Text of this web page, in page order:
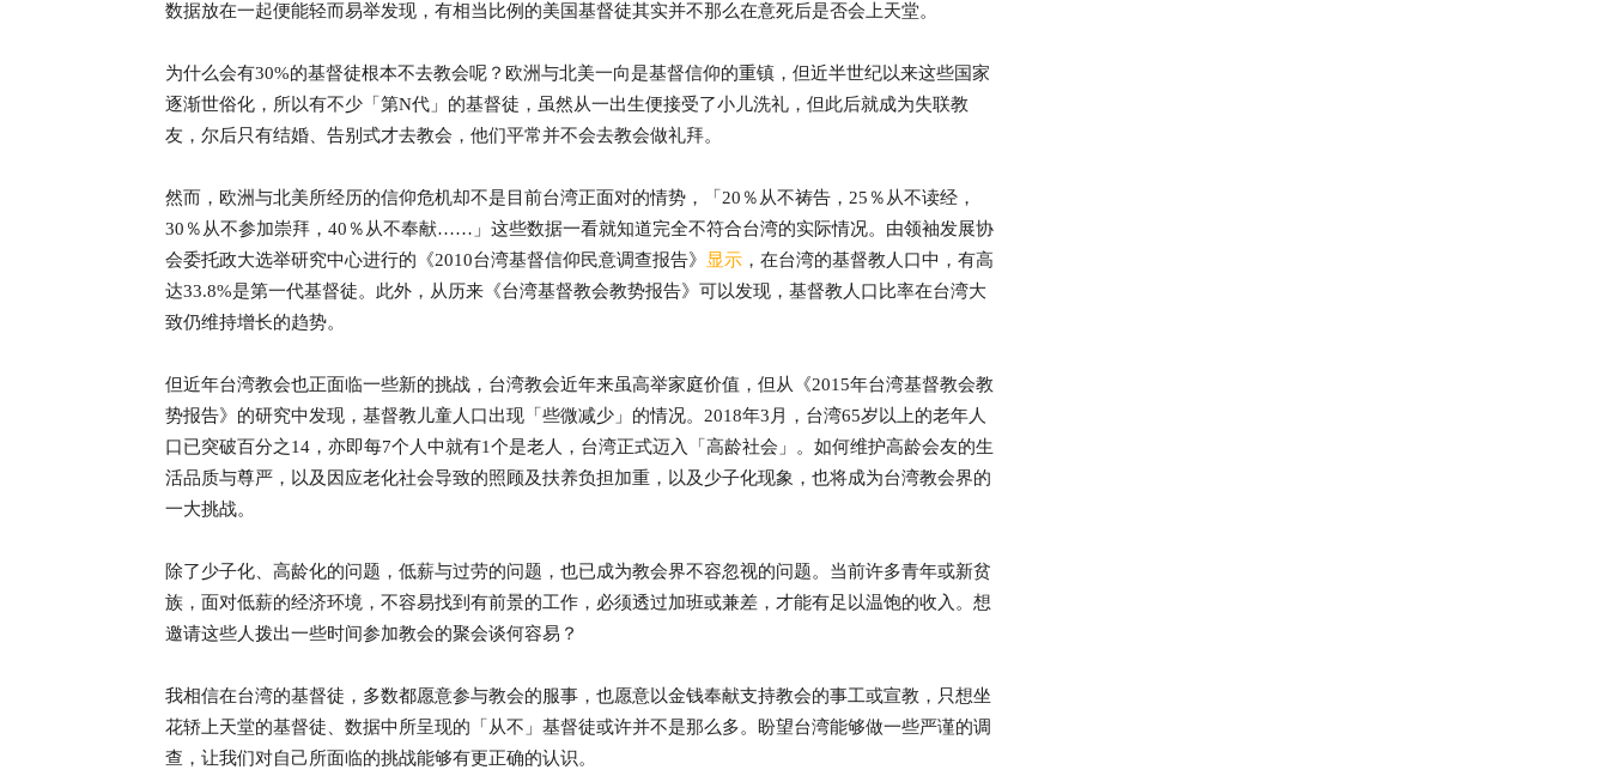
数据放在一起便能轻而易举发现，有相当比例的美国基督徒其实并不那么在意死后是否会上天堂。
为什么会有30%的基督徒根本不去教会呢？欧洲与北美一向是基督信仰的重镇，但近半世纪以来这些国家
逐渐世俗化，所以有不少「第N代」的基督徒，虽然从一出生便接受了小儿洗礼，但此后就成为失联教
友，尔后只有结婚、告别式才去教会，他们平常并不会去教会做礼拜。
然而，欧洲与北美所经历的信仰危机却不是目前台湾正面对的情势，「20％从不祷告，25％从不读经，
30％从不参加崇拜，40％从不奉献……」这些数据一看就知道完全不符合台湾的实际情况。由领袖发展协
会委托政大选举研究中心进行的《2010台湾基督信仰民意调查报告》
显示 ，在台湾的基督教人口中，有高
达33.8%是第一代基督徒。此外，从历来《台湾基督教会教势报告》可以发现，基督教人口比率在台湾大
致仍维持增长的趋势。
但近年台湾教会也正面临一些新的挑战，台湾教会近年来虽高举家庭价值，但从《2015年台湾基督教会教
势报告》的研究中发现，基督教儿童人口出现「些微减少」的情况。2018年3月，台湾65岁以上的老年人
口已突破百分之14，亦即每7个人中就有1个是老人，台湾正式迈入「高龄社会」。如何维护高龄会友的生
活品质与尊严，以及因应老化社会导致的照顾及扶养负担加重，以及少子化现象，也将成为台湾教会界的
一大挑战。
除了少子化、高龄化的问题，低薪与过劳的问题，也已成为教会界不容忽视的问题。当前许多青年或新贫
族，面对低薪的经济环境，不容易找到有前景的工作，必须透过加班或兼差，才能有足以温饱的收入。想
邀请这些人拨出一些时间参加教会的聚会谈何容易？
我相信在台湾的基督徒，多数都愿意参与教会的服事，也愿意以金钱奉献支持教会的事工或宣教，只想坐
花轿上天堂的基督徒、数据中所呈现的「从不」基督徒或许并不是那么多。盼望台湾能够做一些严谨的调
查，让我们对自己所面临的挑战能够有更正确的认识。